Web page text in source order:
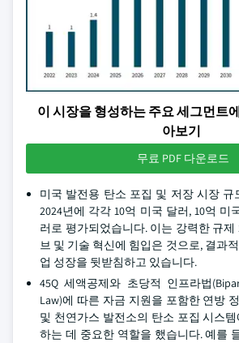
이 시장을 형성하는 주요 세그먼트
아보기
무료 PDF 다운로드
미국 발전용 탄소 포집 및 저장 시장 규
2024년에 각각 10억 미국 달러, 10억 미
러로 평가되었습니다. 이는 강력한 규제
브 및 기술 혁신에 힘입은 것으로, 결과
업 성장을 뒷받침하고 있습니다.
45Q 세액공제와 초당적 인프라법
Law)에 따른 자금 지원을 포함한 연방
및 천연가스 발전소의 탄소 포집 시스
하는 데 중요한 역할을 했습니다. 예를